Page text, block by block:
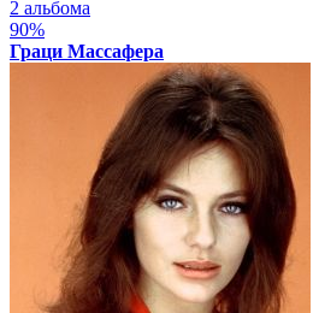
2 альбома
90%
Граци Массафера